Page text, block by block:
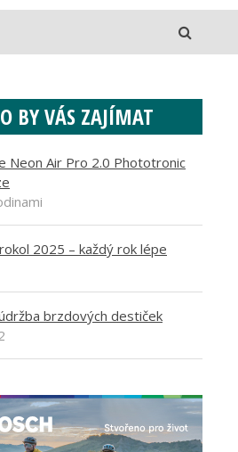
BY VÁS ZAJÍMAT
Neon Air Pro 2.0 Phototronic
2025 – každý rok lépe
brzdových destiček